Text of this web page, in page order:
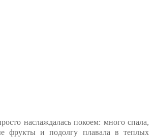
наслаждалась покоем: много спала,
фрукты и подолгу плавала в теплых